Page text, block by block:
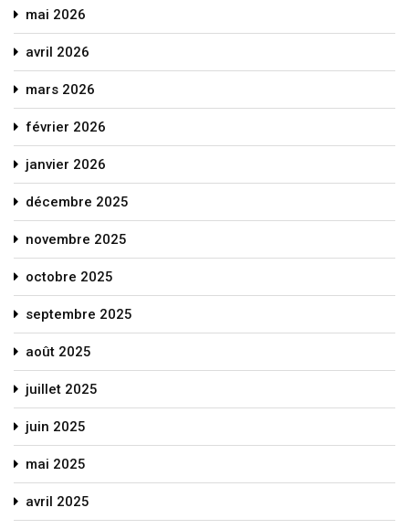
mai 2026
avril 2026
mars 2026
février 2026
janvier 2026
décembre 2025
novembre 2025
octobre 2025
septembre 2025
août 2025
juillet 2025
juin 2025
mai 2025
avril 2025